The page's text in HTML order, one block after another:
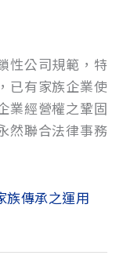
公司規範，特
已有家族企業使
業經營權之鞏固
然聯合法律事務
族傳承之運用